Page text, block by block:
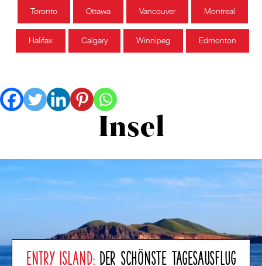
Toronto Ottawa Vancouver Montreal
Halifax Calgary Winnipeg Edmonton
Insel
ENTRY ISLAND:DER SCHÖNSTE TAGESAUSFLUG